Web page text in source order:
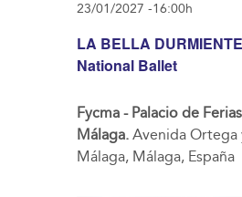
LA BELLA
National Ballet
23/01/2027 -16:00h
Fycma - Palacio de
Málaga. Avenida Ortega
Málaga, Málaga, España